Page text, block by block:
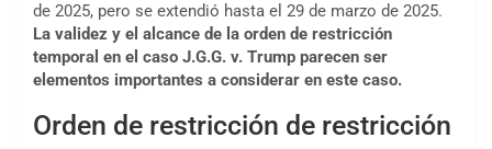
de 2025, pero se extendió hasta el 29 de marzo de 2025.
La validez y el alcance de la orden de restricción
temporal en el caso J.G.G. v. Trump parecen ser
elementos importantes a considerar en este caso.
Orden de restricción de restricción